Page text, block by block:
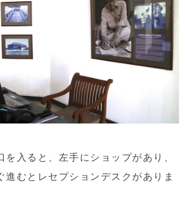
入ると、左手にショップがあり、
進むとレセプションデスクがありま